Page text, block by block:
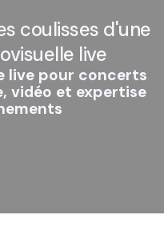
coulisses d'une
live
live pour concerts
vidéo et expertise